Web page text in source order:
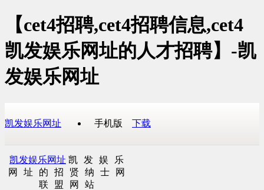
【cet4招聘,cet4招聘信息,cet4
凯发娱乐网址的人才招聘】-凯
发娱乐网址
凯发娱乐网址 手机版 下载
凯发娱乐网址 凯发娱乐
网址的招贤纳士网
联盟网站